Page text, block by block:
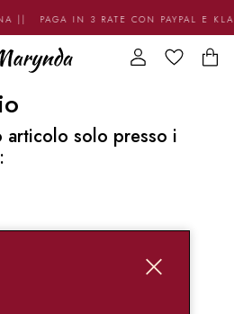
|| PAGA IN 3 RATE CON PAYPAL E
articolo solo presso i